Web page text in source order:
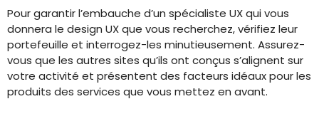
Pour garantir l’embauche d’un spécialiste UX qui vous
donnera le design UX que vous recherchez, vérifiez leur
portefeuille et interrogez-les minutieusement. Assurez-
vous que les autres sites qu’ils ont conçus s’alignent sur
votre activité et présentent des facteurs idéaux pour les
produits des services que vous mettez en avant.